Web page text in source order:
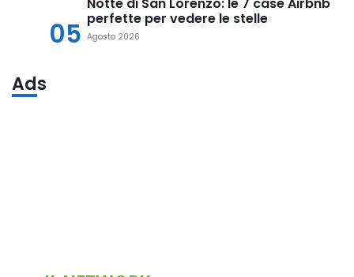
05 perfette per vedere le stelle
Agosto 2026
Ads